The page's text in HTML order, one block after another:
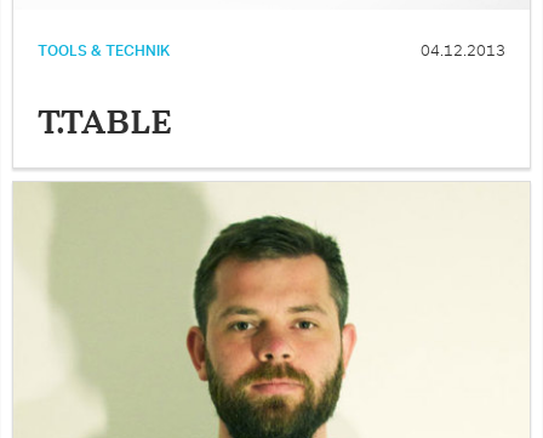
TOOLS & TECHNIK 04.12.2013
T.TABLE